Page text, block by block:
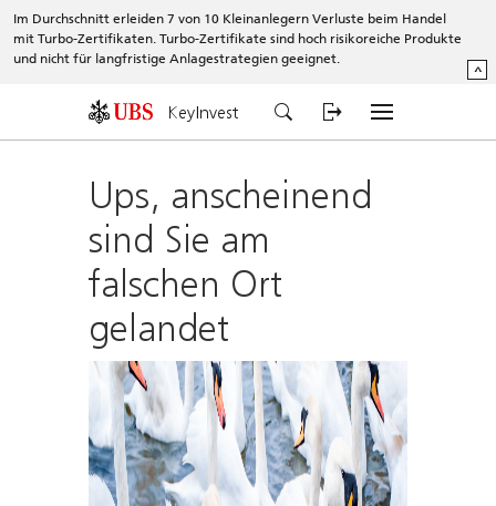
Im Durchschnitt erleiden 7 von 10 Kleinanlegern Verluste beim Handel
mit Turbo-Zertifikaten. Turbo-Zertifikate sind hoch risikoreiche Produkte
und nicht für langfristige Anlagestrategien geeignet.
^
KeyInvest
Ups, anscheinend
sind Sie am
falschen Ort
gelandet